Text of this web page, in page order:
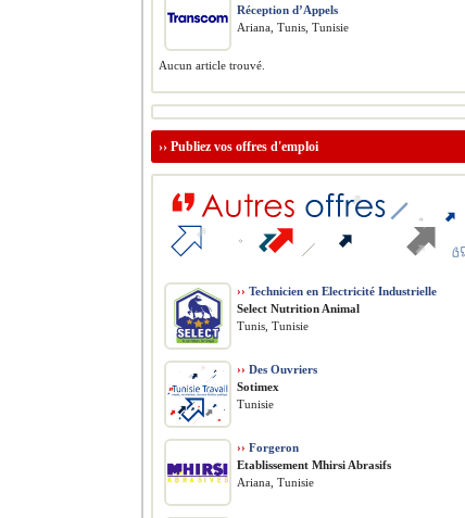
Réception d’Appels
Ariana, Tunis, Tunisie
Aucun article trouvé.
›› Publiez vos offres d'emploi
›› Technicien en Electricité Industrielle
Select Nutrition Animal
Tunis, Tunisie
›› Des Ouvriers
Sotimex
Tunisie
›› Forgeron
Etablissement Mhirsi Abrasifs
Ariana, Tunisie